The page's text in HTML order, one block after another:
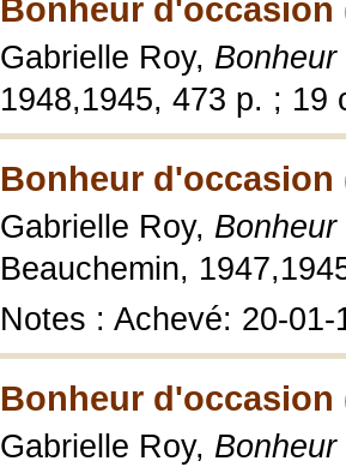
Bonheur d'occasion
Gabrielle Roy,
1948,1945, 473 p. ; 19
Bonheur d'occasion
Gabrielle Roy,
Beauchemin,
Notes : Achevé: 20-01-
Bonheur d'occasion
Gabrielle Roy,